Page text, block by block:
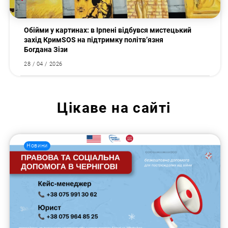
Обійми у картинах: в Ірпені відбувся мистецький
захід КримSOS на підтримку політв’язня
Богдана Зізи
28 / 04 / 2026
Цікаве на сайті
Новини